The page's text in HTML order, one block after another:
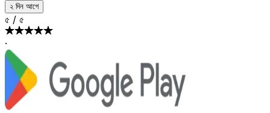
২ দিন আগে
৫ / ৫
·